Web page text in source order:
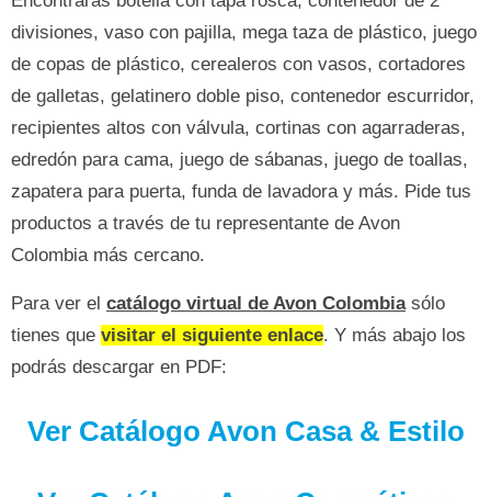
divisiones, vaso con pajilla, mega taza de plástico, juego
de copas de plástico, cerealeros con vasos, cortadores
de galletas, gelatinero doble piso, contenedor escurridor,
recipientes altos con válvula, cortinas con agarraderas,
edredón para cama, juego de sábanas, juego de toallas,
zapatera para puerta, funda de lavadora y más. Pide tus
productos a través de tu representante de Avon
Colombia más cercano.
Para ver el catálogo virtual de Avon Colombiasólo
tienes que visitar el siguiente enlace. Y más abajo los
podrás descargar en PDF:
Ver Catálogo Avon Casa & Estilo